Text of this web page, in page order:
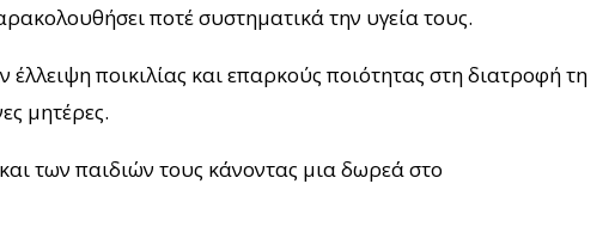
ποτέ συστηματικά την υγεία τους.
ποικιλίας και επαρκούς ποιότητας στη διατροφή τη
μητέρες.
των παιδιών τους κάνοντας μια δωρεά στο